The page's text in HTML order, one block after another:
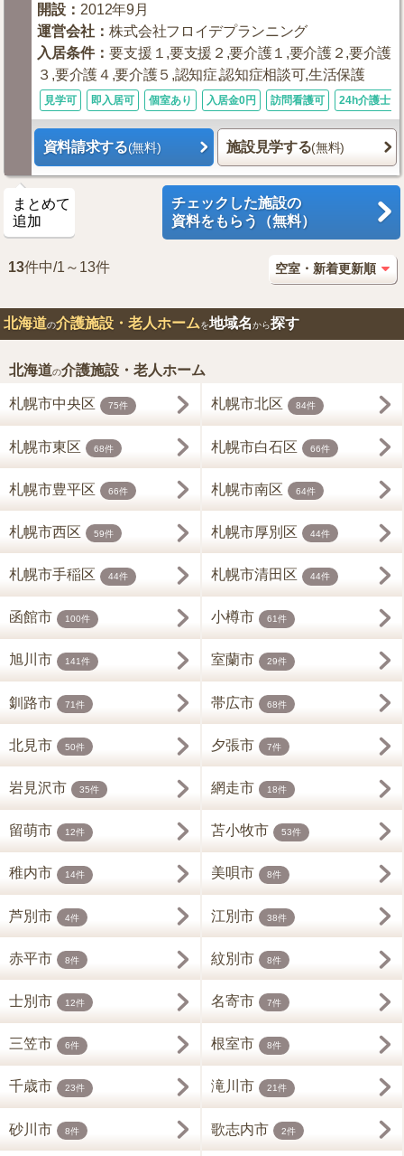
開設 ： 2012年9月
運営会社 ：株式会社フロイデプランニング
入居条件：要支援１,要支援２,要介護１,要介護２,要介護
３,要介護４,要介護５,認知症,認知症相談可,生活保護
見学可 即入居可 個室あり 入居金0円 訪問看護可 24h介護士
資料請求する(無料) 施設見学する(無料)
まとめて
追加
チェックした施設の
資料をもらう（無料）
13件中/1～13件
北海道の介護施設・老人ホームを地域名から探す
北海道の介護施設・老人ホーム
札幌市中央区 75件 札幌市北区 84件
札幌市東区 68件 札幌市白石区 66件
札幌市豊平区 66件 札幌市南区 64件
札幌市西区 59件 札幌市厚別区 44件
札幌市手稲区 44件 札幌市清田区 44件
函館市 100件 小樽市 61件
旭川市 141件 室蘭市 29件
釧路市 71件 帯広市 68件
北見市 50件 夕張市 7件
岩見沢市 35件 網走市 18件
留萌市 12件 苫小牧市 53件
稚内市 14件 美唄市 8件
芦別市 4件 江別市 38件
赤平市 8件 紋別市 8件
士別市 12件 名寄市 7件
三笠市 6件 根室市 8件
千歳市 23件 滝川市 21件
砂川市 8件 歌志内市 2件